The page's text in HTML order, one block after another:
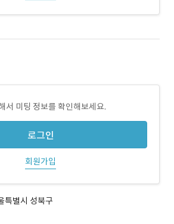
서 미팅 정보를 확인해보세요.
로그인
회원가입
특별시 성북구